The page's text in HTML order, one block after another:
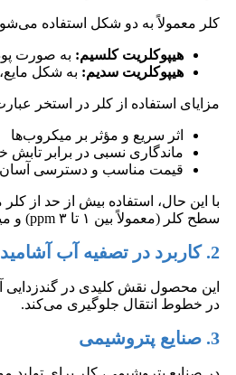
کلر معمولاً به دو شکل استفاده
هیپوکلریت کلسیم: به صورت
هیپوکلریت سدیم: به شکل
مزایای استفاده از کلر در استخر
اثر سریع و مؤثر بر میکروب‌ها
ماندگاری نسبی در برابر
قیمت مناسب و دسترسی آسان
سطح کلر (معمولاً بین ۱ تا ۳ ppm) و میزان pH (بین ۷٫۲ تا ۷٫۶) ضروری است.
2. کاربرد در تصفیه آب آشامیدنی و فاضلاب
در خطوط انتقال جلوگیری می‌کند.
3. صنایع پتروشیمی